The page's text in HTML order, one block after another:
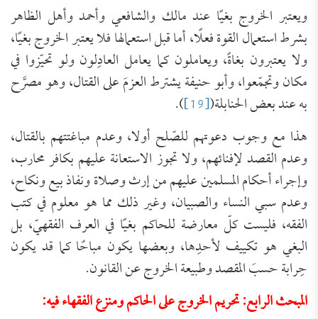
ويعتبر الخروج بغيًا عند مالك والشافعي وأحمد وأهل الظاهر
بشرط استعمال القوة فعلًا، أما قبل استعمالها فلا يعتبر الخروج بغيًا،
ولا يعتبرون بغاةً، ويعاملون كما يعامل العادِلون ولو تحيّزوا في
مكان وتجمّعوا، وأبو حنيفة يشترط العزمَ على القتال، وهو مصرَّح
به عند بعض الحنابلة([19]
).
هذا مع وجوب دعوتهم للصّلح أولا، وعدم مباغتتهم بالقتال،
وعدم القصد لإفنائهم، ولا تجوز الاستعانة عليهم بكافر محارب،
وإجراء أحكام المسلمين عليهم من إرث وصلاة ونفاذ بيع ونكاح،
وعدم سبي النساء والصبيان، وغير ذلك مما هو معلوم في كتب
الفقه، فليست كلّ معارضة للحاكم بغيًا في العرف الفقهيّ، بل
البغي هو تكييف لأحدِها، وبعضها يكون مباحًا كما قد يكون
حِرابة حسبَ المقصد وطبيعة الخروج عن القانون.
المبحث الرابع: تحريم الخروج على الحاكم ومنزع الفقهاء فيه: